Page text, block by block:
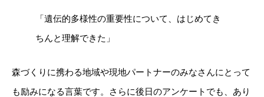
「遺伝的多様性の重要性について、はじめてき
ちんと理解できた」
森づくりに携わる地域や現地パートナーのみなさんにとって
も励みになる言葉です。さらに後日のアンケートでも、あり